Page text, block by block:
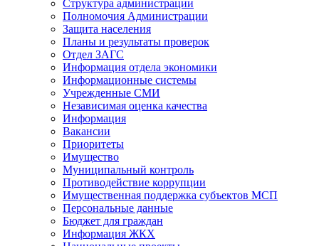
Структура администрации
Полномочия Администрации
Защита населения
Планы и результаты проверок
Отдел ЗАГС
Информация отдела экономики
Информационные системы
Учрежденные СМИ
Независимая оценка качества
Информация
Вакансии
Приоритеты
Имущество
Муниципальный контроль
Противодействие коррупции
Имущественная поддержка субъектов МСП
Персональные данные
Бюджет для граждан
Информация ЖКХ